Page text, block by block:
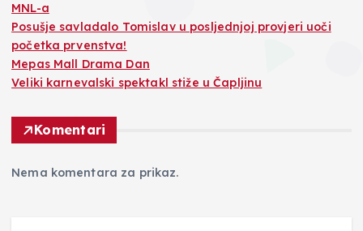
MNL-a
Posušje savladalo Tomislav u posljednjoj provjeri uoči
početka prvenstva!
Mepas Mall Drama Dan
Veliki karnevalski spektakl stiže u Čapljinu
Komentari
Nema komentara za prikaz.